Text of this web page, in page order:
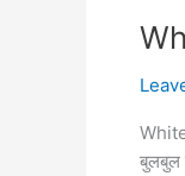
बुलबुल